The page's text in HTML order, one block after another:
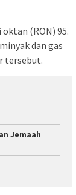
(RON) 95.
dan gas
tersebut.
Jemaah